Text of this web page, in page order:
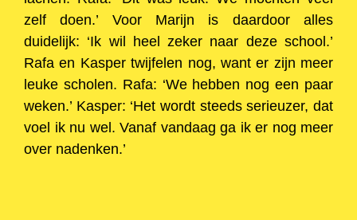
zelf doen.’ Voor Marijn is daardoor alles
duidelijk: ‘Ik wil heel zeker naar deze school.’
Rafa en Kasper twijfelen nog, want er zijn meer
leuke scholen. Rafa: ‘We hebben nog een paar
weken.’ Kasper: ‘Het wordt steeds serieuzer, dat
voel ik nu wel. Vanaf vandaag ga ik er nog meer
over nadenken.’